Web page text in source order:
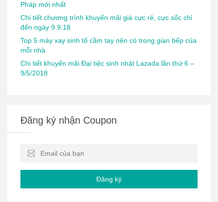
Pháp mới nhất
Chi tiết chương trình khuyến mãi giá cực rẻ, cực sốc chỉ
đến ngày 9.9.18
Top 5 máy xay sinh tố cầm tay nên có trong gian bếp của
mỗi nhà
Chi tiết khuyến mãi Đại tiệc sinh nhật Lazada lần thứ 6 –
9/5/2018
Đăng ký nhận Coupon
Đăng ký